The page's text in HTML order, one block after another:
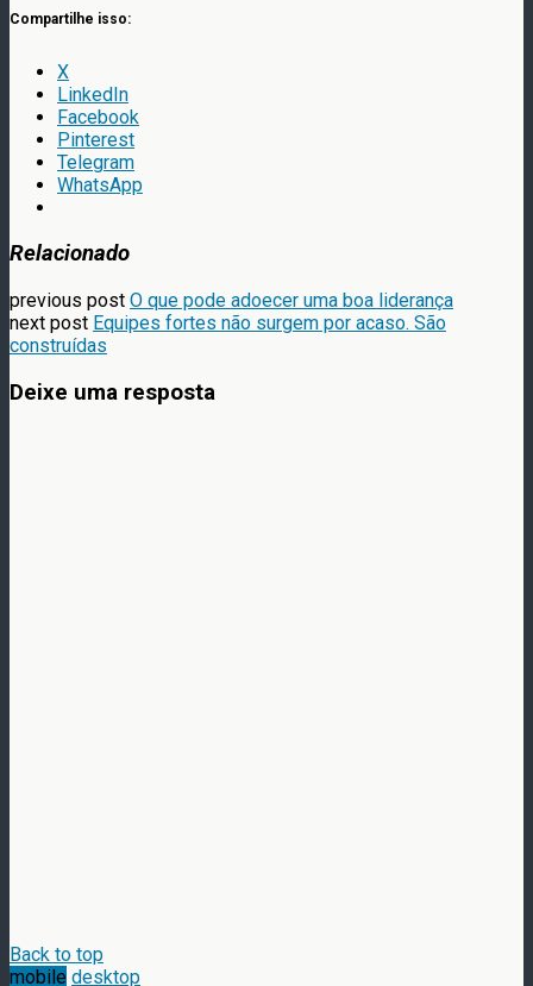
Compartilhe isso:
X
LinkedIn
Facebook
Pinterest
Telegram
WhatsApp
Relacionado
previous post O que pode adoecer uma boa liderança
next post Equipes fortes não surgem por acaso. São
construídas
Deixe uma resposta
Back to top
mobile desktop